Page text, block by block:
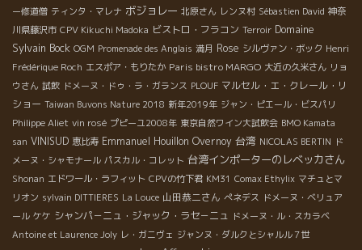
ー修道僧 ティンタ・マレナ ボジョレー 北原さん レンヌ村 Sébastien David 神奈
川県藤沢市 CPV Kikuchi Madoka ビストロ・フラコン Terroir Domaine
Sylvain Bock OGM Promenade des Anglais 満月 Rose シルヴァン・ボック Henri
Frédérique Roch エスポア・もりたか Paris bistro MARGO 大近の久米さん リョ
ウさん 試飲 ドメーヌ・ドゥ・ラ・ガランス PLOUF マルセル・エ・クレール・リ
ショー Taiwan Buvons Nature 2018 新年2019年 ジャン・ピエール・ビスパリ
Philippe Aliet vin rosé プピーユ2008年 東京自然ワイン大試飲会 BMO Kamata
san VINISUD 恵比寿 Emmanuel Houillon Overnoy 台湾 NICOLAS BERTIN ド
メーヌ・シャモナール パスカル・コレット 台湾インポーターのレベッカさん
Shonan エドワール・ラフィット CPVの竹下君 KM31 Comax Ethylix マチュとマ
リオン sylvain DITTIERES La Louce 山田恭二さん ぺネデス ドメーヌ・ベリュア
ール ケケ シャンパ－ニュ・ジャック・ラセ－ニュ ドメーヌ・ル・スカラベ
Antoine et Laurence Joly レ・ガニヴェ ジャンヌ・ダルクとシャルル７世